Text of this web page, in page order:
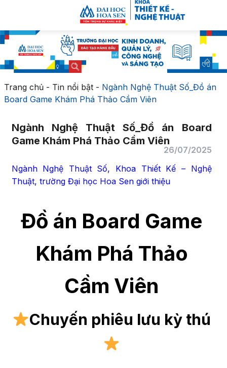
Trang chủ- Tin nổi bật- Ngành Nghệ Thuật Số_Đồ án
Board Game Khám Phá Thảo Cầm Viên
Ngành Nghệ Thuật Số_Đồ án Board
Game Khám Phá Thảo Cầm Viên
26/07/2025
Ngành Nghệ Thuật Số, Khoa Thiết Kế – Nghệ
Thuật, trường Đại học Hoa Sen giới thiệu
Đồ án Board Game
Khám Phá Thảo
Cầm Viên
Chuyến phiêu lưu kỳ thú